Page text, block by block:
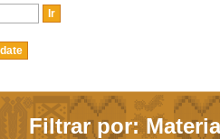
Filtrar por: Materia